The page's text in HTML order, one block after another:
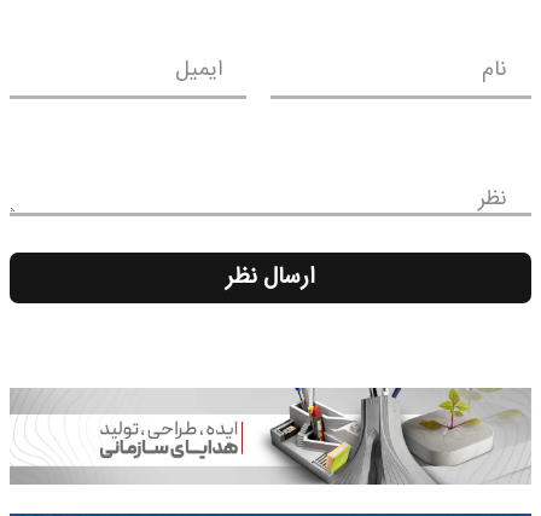
نام ایمیل
نظر
ارسال نظر